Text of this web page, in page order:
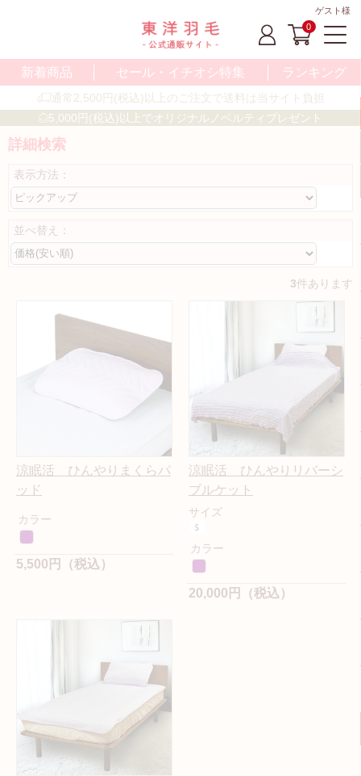
ゲスト様
0
新着商品 セール・イチオシ特集 ランキング
通常2,500円(税込)以上のご注文で送料は当サイト負担
5,000円(税込)以上でオリジナルノベルティプレゼント
詳細検索
表示方法：
並べ替え：
3件あります
涼眠活 ひんやりまくらパ
ッド
カラー
5,500円（税込）
涼眠活 ひんやりリバーシ
ブルケット
サイズ
カラー
20,000円（税込）